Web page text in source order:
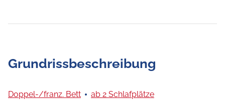
Grundrissbeschreibung
Doppel-/franz. Bett ab 2 Schlafplätze